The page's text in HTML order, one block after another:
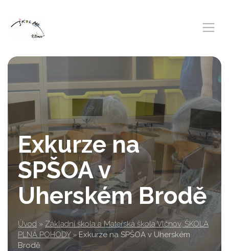
Exkurze na
SPŠOA v
Uherském Brodě
Úvod » Základní škola a Mateřská škola Vlčnov, ŠKOLA
PLNÁ POHODY » Exkurze na SPŠOA v Uherském
Brodě